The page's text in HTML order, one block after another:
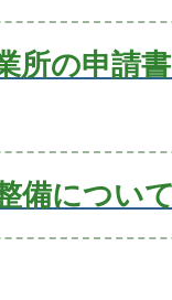
所の申請
備につい